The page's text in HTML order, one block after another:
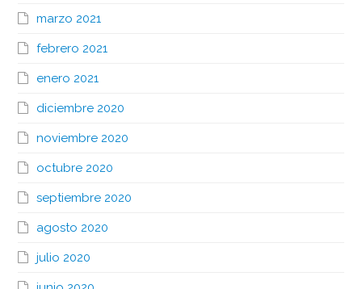
marzo 2021
febrero 2021
enero 2021
diciembre 2020
noviembre 2020
octubre 2020
septiembre 2020
agosto 2020
julio 2020